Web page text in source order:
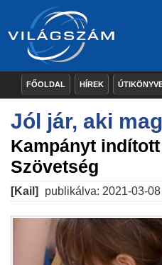
FŐOLDAL HÍREK
Jól jár, aki
Kampányt
Szövetség
[Kail] publikálva: 2021-03-08